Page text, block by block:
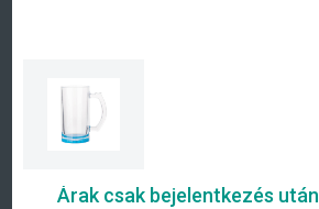
Árak csak bejelentkezés után